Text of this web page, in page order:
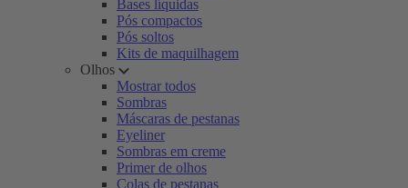
Bases líquidas
Pós compactos
Pós soltos
Kits de maquilhagem
Olhos
Mostrar todos
Sombras
Máscaras de pestanas
Eyeliner
Sombras em creme
Primer de olhos
Colas de pestanas